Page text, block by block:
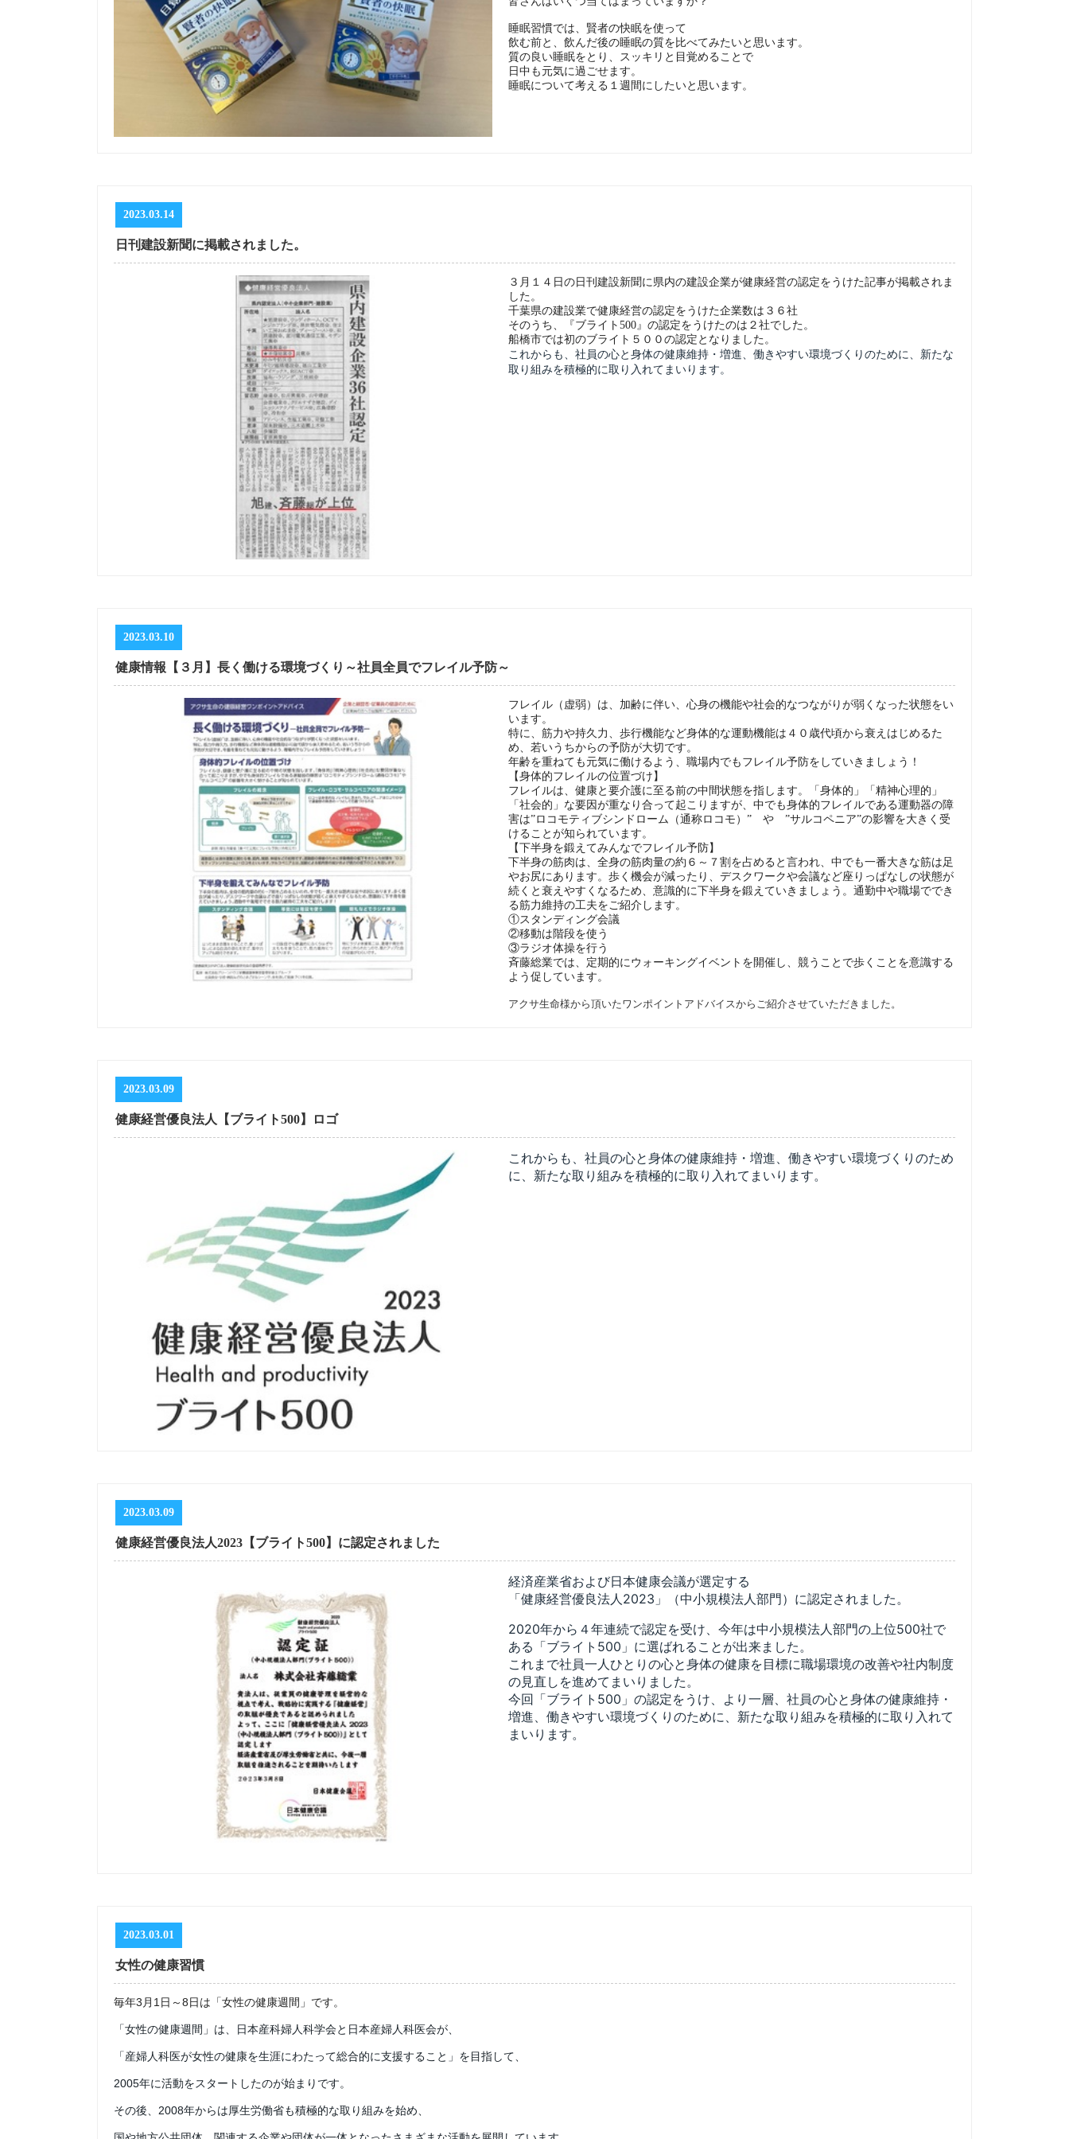
睡眠習慣では、賢者の快眠を使って
飲む前と、飲んだ後の睡眠の質を比べてみたいと思います。
質の良い睡眠をとり、スッキリと目覚めることで
日中も元気に過ごせます。
睡眠について考える１週間にしたいと思います。
2023.03.14
日刊建設新聞に掲載されました。
３月１４日の日刊建設新聞に県内の建設企業が健康経営の認定をうけた記事が掲載されま
した。
千葉県の建設業で健康経営の認定をうけた企業数は３６社
そのうち、『ブライト500』の認定をうけたのは２社でした。
船橋市では初のブライト５００の認定となりました。
これからも、社員の心と身体の健康維持・増進、働きやすい環境づくりのために、新たな
取り組みを積極的に取り入れてまいります。
2023.03.10
健康情報【３月】長く働ける環境づくり～社員全員でフレイル予防～
フレイル（虚弱）は、加齢に伴い、心身の機能や社会的なつながりが弱くなった状態をい
います。
特に、筋力や持久力、歩行機能など身体的な運動機能は４０歳代頃から衰えはじめるた
め、若いうちからの予防が大切です。
年齢を重ねても元気に働けるよう、職場内でもフレイル予防をしていきましょう！
【身体的フレイルの位置づけ】
フレイルは、健康と要介護に至る前の中間状態を指します。「身体的」「精神心理的」
「社会的」な要因が重なり合って起こりますが、中でも身体的フレイルである運動器の障
害は”ロコモティブシンドローム（通称ロコモ）” や ”サルコペニア”の影響を大きく受
けることが知られています。
【下半身を鍛えてみんなでフレイル予防】
下半身の筋肉は、全身の筋肉量の約６～７割を占めると言われ、中でも一番大きな筋は足
やお尻にあります。歩く機会が減ったり、デスクワークや会議など座りっぱなしの状態が
続くと衰えやすくなるため、意識的に下半身を鍛えていきましょう。通勤中や職場ででき
る筋力維持の工夫をご紹介します。
①スタンディング会議
②移動は階段を使う
③ラジオ体操を行う
斉藤総業では、定期的にウォーキングイベントを開催し、競うことで歩くことを意識する
よう促しています。
アクサ生命様から頂いたワンポイントアドバイスからご紹介させていただきました。
2023.03.09
健康経営優良法人【ブライト500】ロゴ
これからも、社員の心と身体の健康維持・増進、働きやすい環境づくりのため
に、新たな取り組みを積極的に取り入れてまいります。
2023.03.09
健康経営優良法人2023【ブライト500】に認定されました
経済産業省および日本健康会議が選定する
「健康経営優良法人2023」（中小規模法人部門）に認定されました。
2020年から４年連続で認定を受け、今年は中小規模法人部門の上位500社で
ある「ブライト500」に選ばれることが出来ました。
これまで社員一人ひとりの心と身体の健康を目標に職場環境の改善や社内制度
の見直しを進めてまいりました。
今回「ブライト500 」の認定をうけ 、より一層、社員の心と身体の健康維持・
増進、働きやすい環境づくりのために、新たな取り組みを積極的に取り入れて
まいります。
2023.03.01
女性の健康習慣
毎年3月1日～8日は「女性の健康週間」です。
「女性の健康週間」は、日本産科婦人科学会と日本産婦人科医会が、
「産婦人科医が女性の健康を生涯にわたって総合的に支援すること」を目指して、
2005年に活動をスタートしたのが始まりです。
その後、2008年からは厚生労働省も積極的な取り組みを始め、